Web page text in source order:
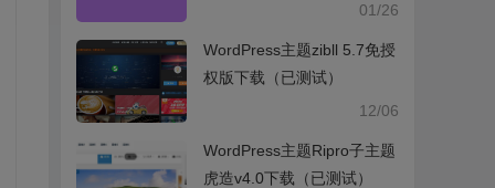
01/26
WordPress主题zibll 5.7免授
权版下载（已测试）
12/06
WordPress主题Ripro子主题
虎造v4.0下载（已测试）